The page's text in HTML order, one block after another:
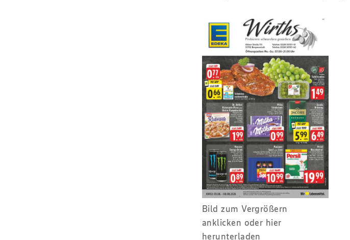
Bild zum Vergrößern
anklicken oder hier
herunterladen